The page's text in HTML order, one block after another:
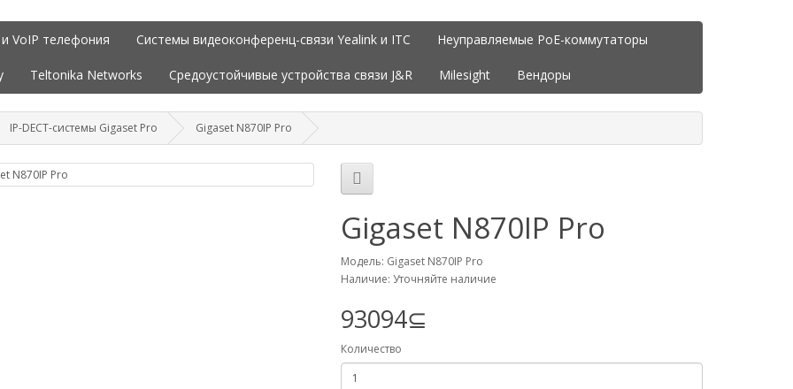
и VoIP телефония Системы видеоконференц-связи Yealink и ITC Неуправляемые PoE-коммутаторы
Teltonika Networks Средоустойчивые устройства связи J&R Milesight Вендоры
IP-DECT-системы Gigaset Pro Gigaset N870IP Pro
Gigaset N870IP Pro
Модель: Gigaset N870IP Pro
Наличие: Уточняйте наличие
93094⊆
Количество